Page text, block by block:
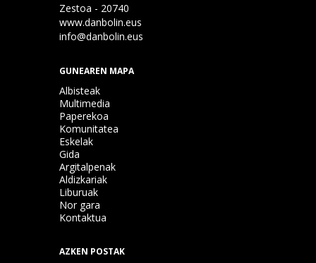
Zestoa - 20740
www.danbolin.eus
info@danbolin.eus
GUNEAREN MAPA
Albisteak
Multimedia
Paperekoa
Komunitatea
Eskelak
Gida
Argitalpenak
Aldizkariak
Liburuak
Nor gara
Kontaktua
AZKEN POSTAK